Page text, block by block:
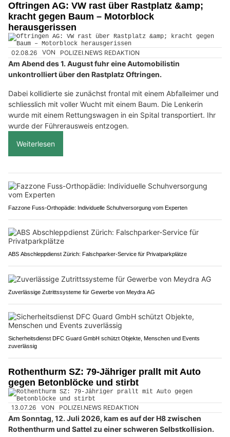
Oftringen AG: VW rast über Rastplatz &amp;
kracht gegen Baum – Motorblock
herausgerissen
02.08.26 VON POLIZEI.NEWS REDAKTION
Am Abend des 1. August fuhr eine Automobilistin
unkontrolliert über den Rastplatz Oftringen.
Dabei kollidierte sie zunächst frontal mit einem Abfalleimer und
schliesslich mit voller Wucht mit einem Baum. Die Lenkerin
wurde mit einem Rettungswagen in ein Spital transportiert. Ihr
wurde der Führerausweis entzogen.
Weiterlesen
Fazzone Fuss-Orthopädie: Individuelle Schuhversorgung vom Experten
ABS Abschleppdienst Zürich: Falschparker-Service für Privatparkplätze
Zuverlässige Zutrittssysteme für Gewerbe von Meydra AG
Sicherheitsdienst DFC Guard GmbH schützt Objekte, Menschen und Events
zuverlässig
Rothenthurm SZ: 79-Jähriger prallt mit Auto
gegen Betonblöcke und stirbt
13.07.26 VON POLIZEI.NEWS REDAKTION
Am Sonntag, 12. Juli 2026, kam es auf der H8 zwischen
Rothenthurm und Sattel zu einer schweren Selbstkollision.